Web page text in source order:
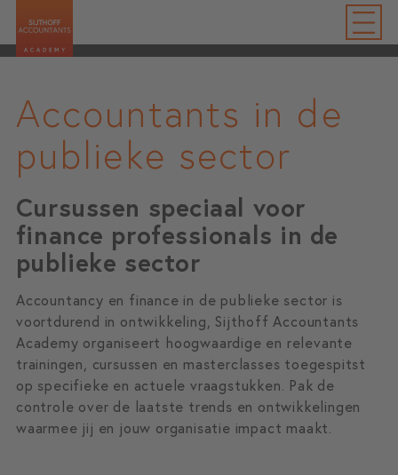
Accountants in de
publieke sector
Cursussen speciaal voor
finance professionals in de
publieke sector
Accountancy en finance in de publieke sector is
voortdurend in ontwikkeling, Sijthoff Accountants
Academy organiseert hoogwaardige en relevante
trainingen, cursussen en masterclasses toegespitst
op specifieke en actuele vraagstukken. Pak de
controle over de laatste trends en ontwikkelingen
waarmee jij en jouw organisatie impact maakt.